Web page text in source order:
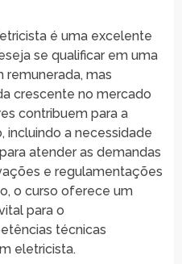
é uma excelente
se qualificar em uma
remunerada, mas
crescente no mercado
contribuem para a
incluindo a necessidade
atender as demandas
e regulamentações
o curso oferece um
para o
técnicas
eletricista.